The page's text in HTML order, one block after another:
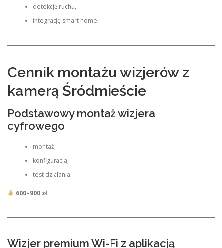
detekcję ruchu,
integrację smart home.
Cennik montażu wizjerów z
kamerą Śródmieście
Podstawowy montaż wizjera
cyfrowego
montaż,
konfiguracja,
test działania.
600–900 zł
Wizjer premium Wi-Fi z aplikacją